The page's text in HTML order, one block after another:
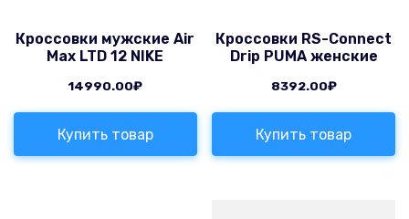
Кроссовки мужские Air
Max LTD 12 NIKE
14990.00₽
Купить товар
Кроссовки RS-Connect
Drip PUMA женские
8392.00₽
Купить товар